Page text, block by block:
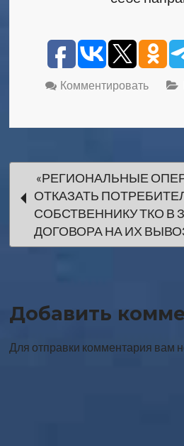
Комментировать
Навигация
по
записи
«РЕГИОНАЛЬНЫЕ
ОТКАЗАТЬ
СОБСТВЕННИКУ ТКО В
ДОГОВОРА НА ИХ
Добавить
Для отправки комментария вам